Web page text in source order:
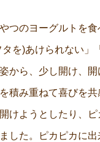
つのヨーグルトを食
タを)あけられない」
から、少し開け、開
積み重ねて喜びを共
けようとしたり、ピ
した。ピカピカに出